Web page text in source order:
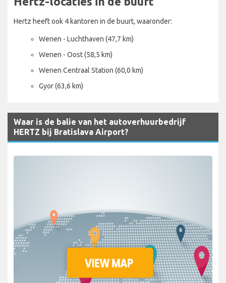
Hertz heeft ook 4 kantoren in de buurt, waaronder:
Wenen - Luchthaven (47,7 km)
Wenen - Oost (58,5 km)
Wenen Centraal Station (60,0 km)
Gyor (63,6 km)
Waar is de balie van het autoverhuurbedrijf
HERTZ bij Bratislava Airport?